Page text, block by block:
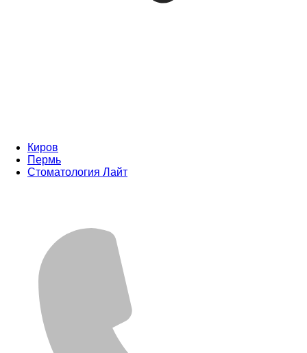
Киров
Пермь
Стоматология Лайт